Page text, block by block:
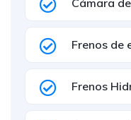
Cámara
Frenos de
Frenos